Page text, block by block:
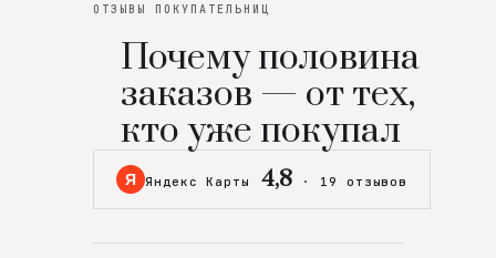
ОТЗЫВЫ ПОКУПАТЕЛЬНИЦ
Почему половина
заказов — от тех,
кто уже покупал
Я Яндекс Карты 4,8 · 19 отзывов